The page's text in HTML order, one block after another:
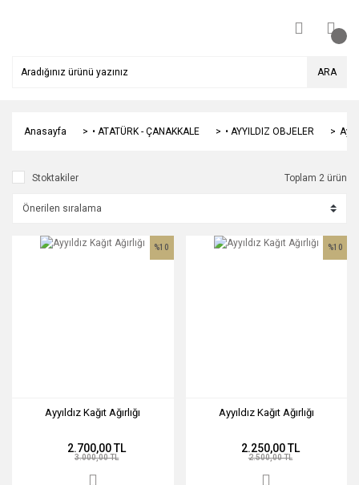
ARA
Anasayfa • ATATÜRK - ÇANAKKALE • AYYILDIZ OBJELER
Stoktakiler Toplam 2 ürün
Ayyıldız Kağıt Ağırlığı
%10
2.700,00 TL
3.000,00 TL
Ayyıldız Kağıt Ağırlığı
%10
2.250,00 TL
2.500,00 TL